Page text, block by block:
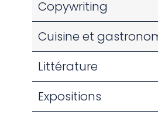
Copywriting
Cuisine et
Littérature
Expositions